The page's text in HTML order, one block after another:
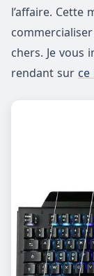
l’affaire. Cette
chers. Je vous
rendant sur ce